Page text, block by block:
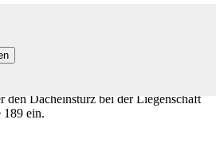
den Dacheinsturz bei der Liegenschaft
189 ein.